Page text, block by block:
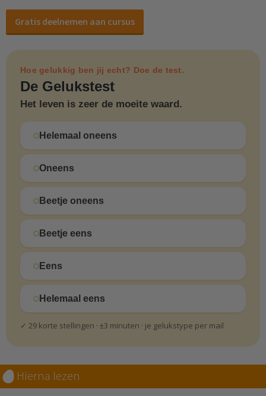
Gratis deelnemen aan cursus
Hoe gelukkig ben jij echt? Doe de test.
De Gelukstest
Het leven is zeer de moeite waard.
Helemaal oneens
Oneens
Beetje oneens
Beetje eens
Eens
Helemaal eens
✓ 29 korte stellingen · ±3 minuten · je gelukstype per mail
Hierna lezen